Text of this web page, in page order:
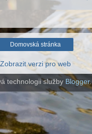
Domovská stránka
Zobrazit verzi pro web
technologii služby Blogger.